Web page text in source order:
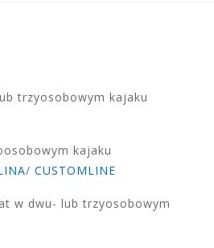
trzyosobowym kajaku
kajaku
/ CUSTOMLINE
w dwu- lub trzyosobowym